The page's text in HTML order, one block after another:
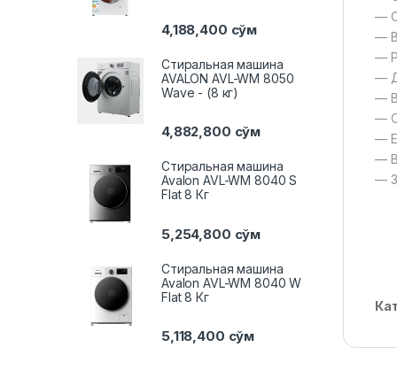
—
—
—
—
—
—
—
—
—
4,188,400 сўм
Стиральная машина
AVALON AVL-WM 8050
Wave - (8 кг)
4,882,800 сўм
Стиральная машина
Avalon AVL-WM 8040 S
Flat 8 Кг
5,254,800 сўм
Стиральная машина
Avalon AVL-WM 8040 W
Flat 8 Кг
5,118,400 сўм